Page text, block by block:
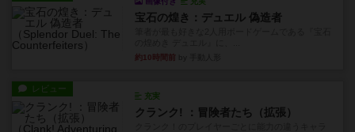
宝石の煌き：デュエル 偽造者
約10時間前
レビュー
充実
クランク! ：冒険者たち（拡張）